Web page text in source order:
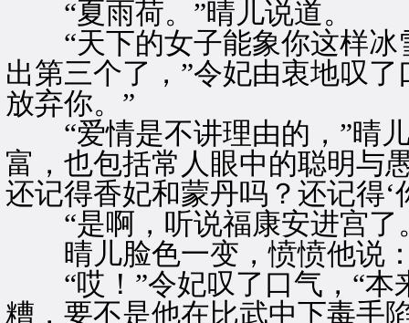
“夏雨荷。”晴儿说道。
“天下的女子能象你这样冰
出第三个了，”令妃由衷地叹
放弃你。”
“爱情是不讲理由的，”晴儿
富，也包括常人眼中的聪明与
还记得香妃和蒙丹吗？还记得‘
“是啊，听说福康安进宫了
晴儿脸色一变，愤愤他说：
“哎！”令妃叹了口气，“本
糟，要不是他在比武中下毒